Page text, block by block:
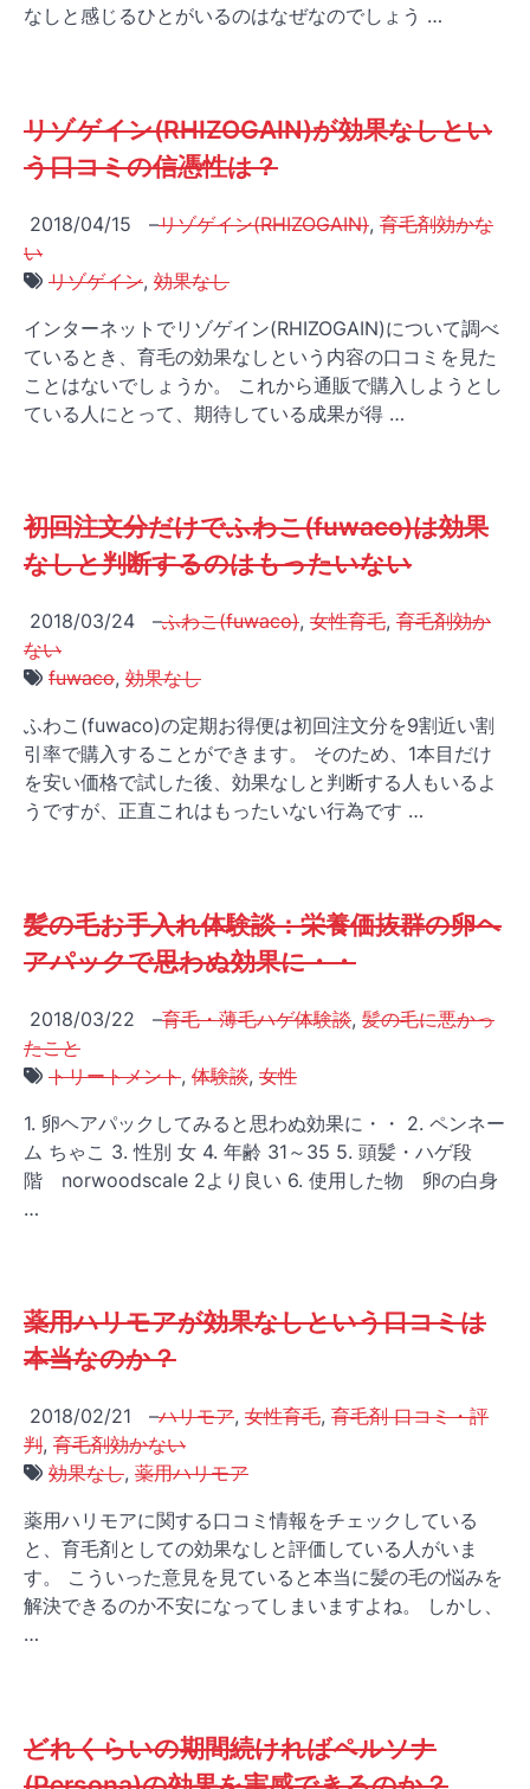
なしと感じるひとがいるのはなぜなのでしょう …
リゾゲイン(RHIZOGAIN)が効果なしとい
う口コミの信憑性は？
2018/04/15 –リゾゲイン(RHIZOGAIN), 育毛剤効かな
い
リゾゲイン, 効果なし
インターネットでリゾゲイン(RHIZOGAIN)について調べ
ているとき、育毛の効果なしという内容の口コミを見た
ことはないでしょうか。 これから通販で購入しようとし
ている人にとって、期待している成果が得 …
初回注文分だけでふわこ(fuwaco)は効果
なしと判断するのはもったいない
2018/03/24 –ふわこ(fuwaco), 女性育毛, 育毛剤効か
ない
fuwaco, 効果なし
ふわこ(fuwaco)の定期お得便は初回注文分を9割近い割
引率で購入することができます。 そのため、1本目だけ
を安い価格で試した後、効果なしと判断する人もいるよ
うですが、正直これはもったいない行為です …
髪の毛お手入れ体験談：栄養価抜群の卵ヘ
アパックで思わぬ効果に・・
2018/03/22 –育毛・薄毛ハゲ体験談, 髪の毛に悪かっ
たこと
トリートメント, 体験談, 女性
1. 卵ヘアパックしてみると思わぬ効果に・・ 2. ペンネー
ム ちゃこ 3. 性別 女 4. 年齢 31～35 5. 頭髪・ハゲ段
階 norwoodscale 2より良い 6. 使用した物 卵の白身
…
薬用ハリモアが効果なしという口コミは
本当なのか？
2018/02/21 –ハリモア, 女性育毛, 育毛剤 口コミ・評
判, 育毛剤効かない
効果なし, 薬用ハリモア
薬用ハリモアに関する口コミ情報をチェックしている
と、育毛剤としての効果なしと評価している人がいま
す。 こういった意見を見ていると本当に髪の毛の悩みを
解決できるのか不安になってしまいますよね。 しかし、
…
どれくらいの期間続ければペルソナ